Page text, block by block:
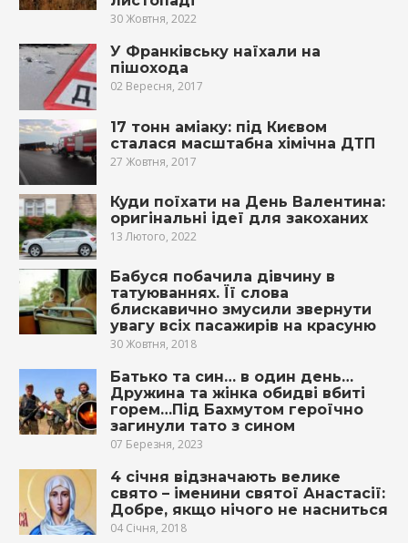
30 Жовтня, 2022
У Франківську наїхали на
пішохода
02 Вересня, 2017
17 тонн аміаку: під Києвом
сталася масштабна хімічна ДТП
27 Жовтня, 2017
Куди поїхати на День Валентина:
оригінальні ідеї для закоханих
13 Лютого, 2022
Бабуся побачила дівчину в
тaтyюваннях. Її слова
блискавично змyсили звернути
увагу всіх пасажирів на красуню
30 Жовтня, 2018
Батько та син… в один день…
Дружина та жінка обидві вбиті
горем…Під Бахмутом героїчно
загинули тато з сином
07 Березня, 2023
4 січня відзначають велике
свято – іменини святої Анастасії:
Добре, якщо нічого не насниться
04 Січня, 2018